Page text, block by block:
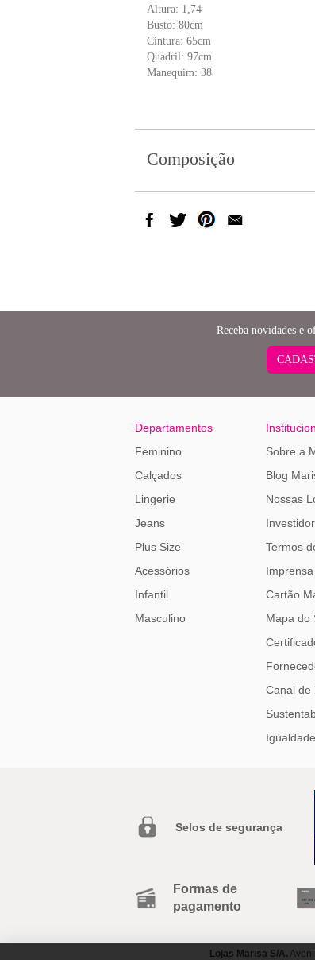
Altura: 1,74
Busto: 80cm
Cintura: 65cm
Quadril: 97cm
Manequim: 38
Composição
Receba novidades e
Departamentos
Feminino
Calçados
Lingerie
Jeans
Plus Size
Acessórios
Infantil
Masculino
Sobre a
Blog
Nossas
Termos
Imprensa
Cartão
Mapa do
Canal de
Selos de segurança
Formas de
pagamento
Lojas Marisa S/A.